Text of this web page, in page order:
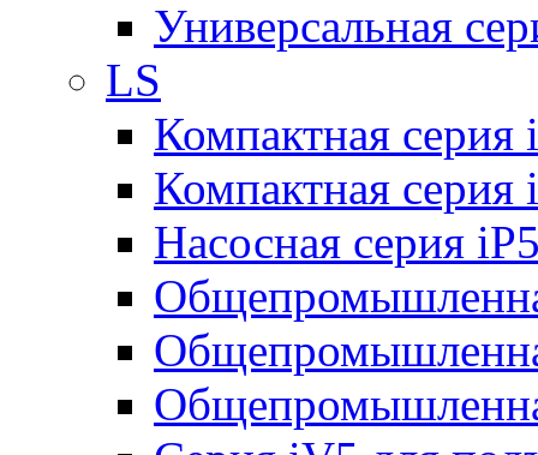
Универсальная
LS
Компактная серия
Компактная серия
Насосная серия